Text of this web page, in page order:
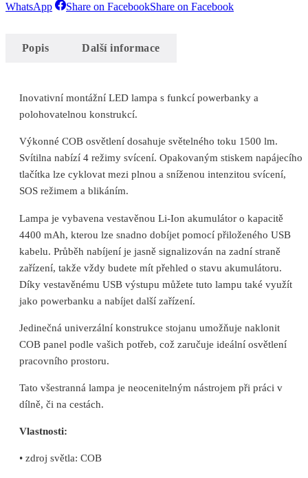
WhatsApp
Share on FacebookShare on Facebook
Popis Další informace
Inovativní montážní LED lampa s funkcí powerbanky a
polohovatelnou konstrukcí.
Výkonné COB osvětlení dosahuje světelného toku 1500 lm.
Svítilna nabízí 4 režimy svícení. Opakovaným stiskem napájecího
tlačítka lze cyklovat mezi plnou a sníženou intenzitou svícení,
SOS režimem a blikáním.
Lampa je vybavena vestavěnou Li-Ion akumulátor o kapacitě
4400 mAh, kterou lze snadno dobíjet pomocí přiloženého USB
kabelu. Průběh nabíjení je jasně signalizován na zadní straně
zařízení, takže vždy budete mít přehled o stavu akumulátoru.
Díky vestavěnému USB výstupu můžete tuto lampu také využít
jako powerbanku a nabíjet další zařízení.
Jedinečná univerzální konstrukce stojanu umožňuje naklonit
COB panel podle vašich potřeb, což zaručuje ideální osvětlení
pracovního prostoru.
Tato všestranná lampa je neocenitelným nástrojem při práci v
dílně, či na cestách.
Vlastnosti:
• zdroj světla: COB